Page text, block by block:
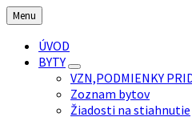
Preskočiť
na
obsah
Preskočiť
na
ľavý
panel
Preskočiť
na
pätičku
Menu
ÚVOD
BYTY
VZN,PODMIENKY
Zoznam bytov
Žiadosti na stiahnutie